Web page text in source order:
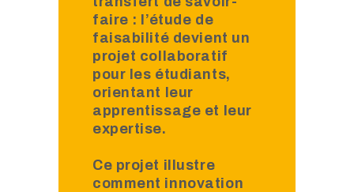
faire : l’étude de
faisabilité devient un
projet collaboratif
pour les étudiants,
orientant leur
apprentissage et leur
expertise.
Ce projet illustre
comment innovation